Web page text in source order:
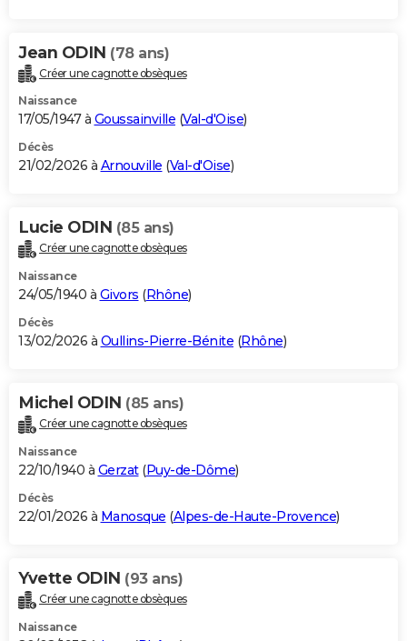
Jean ODIN (78 ans)
Créer une cagnotte obsèques
Naissance
17/05/1947 à Goussainville (Val-d'Oise)
Décès
21/02/2026 à Arnouville (Val-d'Oise)
Lucie ODIN (85 ans)
Créer une cagnotte obsèques
Naissance
24/05/1940 à Givors (Rhône)
Décès
13/02/2026 à Oullins-Pierre-Bénite (Rhône)
Michel ODIN (85 ans)
Créer une cagnotte obsèques
Naissance
22/10/1940 à Gerzat(Puy-de-Dôme)
Décès
22/01/2026 à Manosque (Alpes-de-Haute-Provence)
Yvette ODIN (93 ans)
Créer une cagnotte obsèques
Naissance